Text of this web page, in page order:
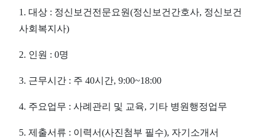
1. 대상 : 정신보건전문요원(정신보건간호사, 정신보건
사회복지사)
2. 인원 : 0명
3. 근무시간 : 주 40시간, 9:00~18:00
4. 주요업무 : 사례관리 및 교육, 기타 병원행정업무
5. 제출서류 : 이력서(사진첨부 필수), 자기소개서